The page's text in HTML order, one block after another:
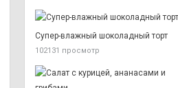
Супер-влажный шоколадный торт
102131 просмотр